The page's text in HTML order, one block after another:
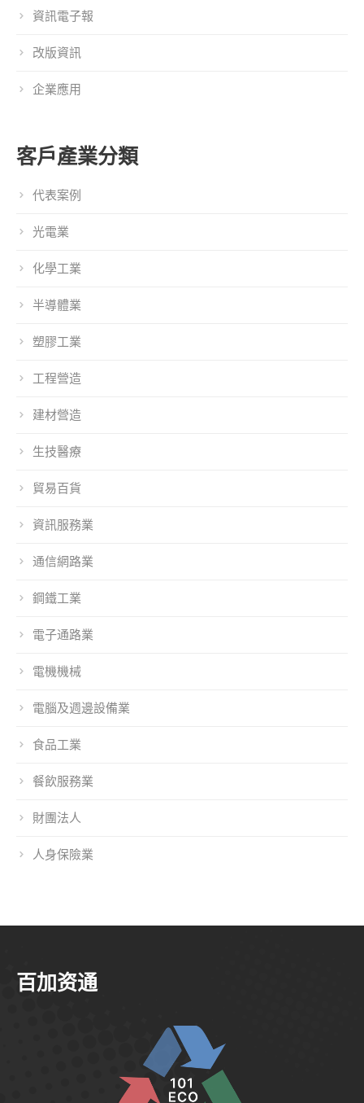
資訊電子報
改版資訊
企業應用
客戶產業分類
代表案例
光電業
化學工業
半導體業
塑膠工業
工程營造
建材營造
生技醫療
貿易百貨
資訊服務業
通信網路業
鋼鐵工業
電子通路業
電機機械
電腦及週邊設備業
食品工業
餐飲服務業
財團法人
人身保險業
百加资通